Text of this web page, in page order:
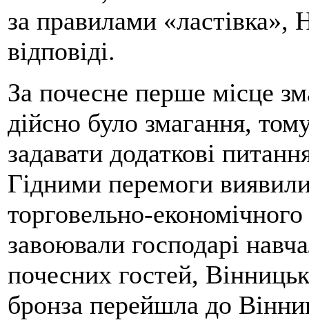
за правилами «ластівка»,
відповіді.
За почесне перше місце
дійсно було змагання,
задавати додаткові
Гідними перемоги
торговельно-
завоювали господарі
почесних гостей,
бронза перейшла до